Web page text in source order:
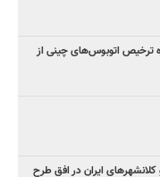
ترخیص اتوبوس‌های چینی از
کلانشهرهای ایران در افق طرح